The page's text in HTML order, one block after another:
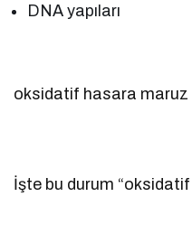
DNA yapıları
oksidatif hasara maruz
İşte bu durum “oksidatif